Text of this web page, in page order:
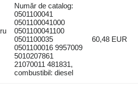
Număr de catalog:
0501100041
0501100041000
0501100041100
0501100035
0501100016 9957009
5010207861
21070011 481831,
combustibil: diesel
60,48 EUR